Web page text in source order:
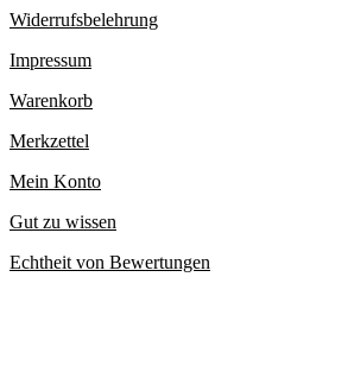
Widerrufsbelehrung
Impressum
Warenkorb
Merkzettel
Mein Konto
Gut zu wissen
Echtheit von Bewertungen